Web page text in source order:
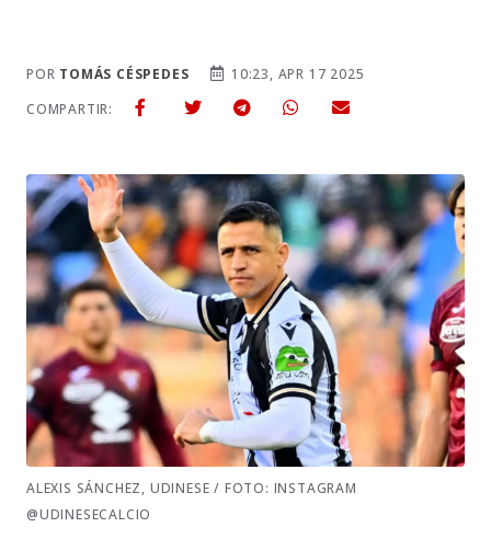
POR TOMÁS CÉSPEDES
10:23, APR 17 2025
COMPARTIR:
ALEXIS SÁNCHEZ, UDINESE / FOTO: INSTAGRAM
@UDINESECALCIO